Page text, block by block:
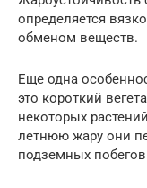
определяется
обменом веществ.
Еще одна
это короткий
некоторых
летнюю жару они
подземных